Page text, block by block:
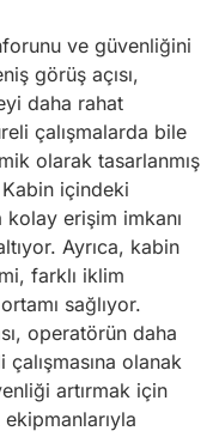
ve güvenliğini
görüş açısı,
daha rahat
çalışmalarda bile
olarak tasarlanmış
içindeki
erişim imkanı
Ayrıca, kabin
farklı iklim
sağlıyor.
operatörün daha
olanak
artırmak için